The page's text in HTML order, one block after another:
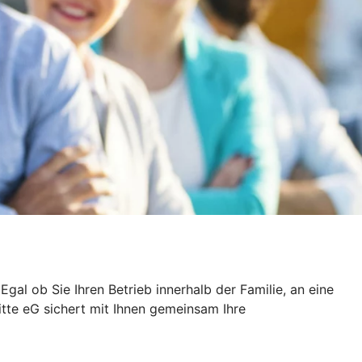
ob Sie Ihren Betrieb innerhalb der Familie, an eine
eG sichert mit Ihnen gemeinsam Ihre